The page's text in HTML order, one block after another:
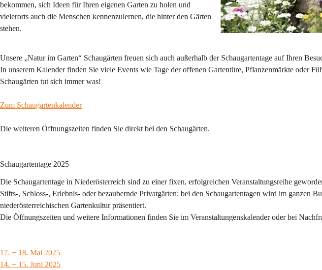
bekommen, sich Ideen für Ihren eigenen Garten zu holen und
vielerorts auch die Menschen kennenzulernen, die hinter den Gärten
stehen.
Unsere „Natur im Garten“ Schaugärten freuen sich auch außerhalb der Schaugartentage auf Ihren
In unserem Kalender finden Sie viele Events wie Tage der offenen Gartentüre, Pflanzenmärkte oder
Schaugärten tut sich immer was!
Zum Schaugartenkalender
Die weiteren Öffnungszeiten finden Sie direkt bei den Schaugärten.
Schaugartentage 2025
Die Schaugartentage in Niederösterreich sind zu einer fixen, erfolgreichen Veranstaltungsreihe
Stifts-, Schloss-, Erlebnis- oder bezaubernde Privatgärten: bei den Schaugartentagen wird im ganzen
niederösterreichischen Gartenkultur präsentiert.
Die Öffnungszeiten und weitere Informationen finden Sie im Veranstaltungenskalender oder bei
17. + 18. Mai 2025
14. + 15. Juni 2025